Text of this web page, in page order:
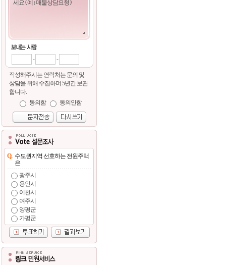
- -
작성해주시는 연락처는 문의 및
상담을 위해 수집하며 5년간 보관
합니다.
동의함
동의안함
Q. 수도권지역 선호하는 전원주택
은
광주시
용인시
이천시
여주시
양평군
가평군